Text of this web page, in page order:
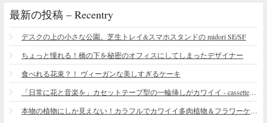
最新の投稿 – Recentry
デスクの上の小さな公園。芝生トレイ&スマホスタンドの midori SE/SF
ちょっと憧れる！橋の下を秘密のオフィスにしてしまったデザイナー
食べれる花束？！ ヴィーガンな美しすぎるケーキ